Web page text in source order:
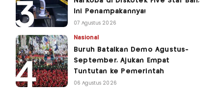
Ini Penampakannya!
07 Agustus 2026
Nasional
Buruh Batalkan Demo Agustus-
September, Ajukan Empat
Tuntutan ke Pemerintah
06 Agustus 2026